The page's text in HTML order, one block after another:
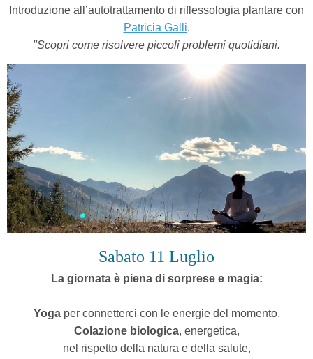
ntroduzione all’autotrattamento di riflessologia plantare con
Patricia Galli.
"Scopri come risolvere piccoli problemi quotidiani.
Sabato 11 Luglio
La giornata è piena di sorprese e magia:
Yogaper connetterci con le energie del momento.
Colazione biologica, energetica,
nel rispetto della natura e della salute,